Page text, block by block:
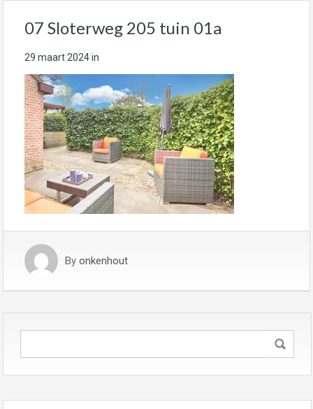
07 Sloterweg 205 tuin 01a
29 maart 2024in
By onkenhout